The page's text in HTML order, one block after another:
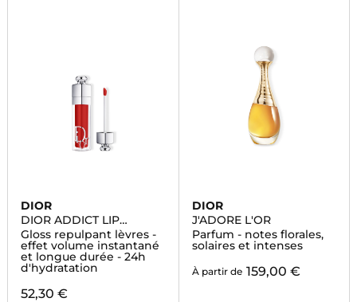
DIOR
DIOR ADDICT LIP
MAXIMIZER
Gloss repulpant lèvres -
effet volume instantané
et longue durée - 24h
d'hydratation
52,30 €
DIOR
J'ADORE L'OR
Parfum - notes florales,
solaires et intenses
À partir de 159,00 €